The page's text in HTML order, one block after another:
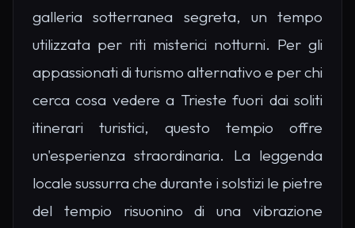
galleria sotterranea segreta, un tempo
utilizzata per riti misterici notturni. Per gli
appassionati di turismo alternativo e per chi
cerca cosa vedere a Trieste fuori dai soliti
itinerari turistici, questo tempio offre
un'esperienza straordinaria. La leggenda
locale sussurra che durante i solstizi le pietre
del tempio risuonino di una vibrazione